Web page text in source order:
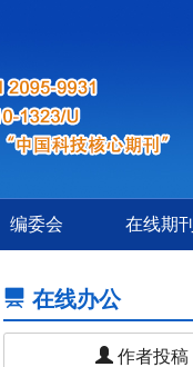
编委会 在线期刊
在线办公
作者投稿